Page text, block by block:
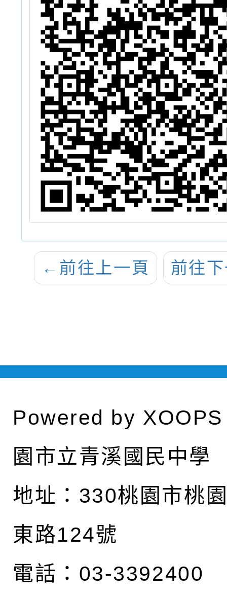
← 前往上一頁 前往
Powered by XOOPS
園市立青溪國民中學
地址： 330桃園市桃
東路124號
電話：03-3392400